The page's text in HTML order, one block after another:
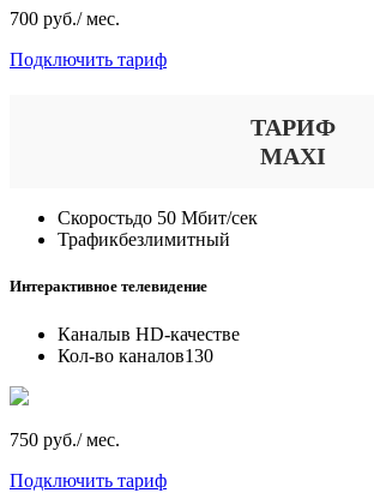
700 руб./ мес.
Подключить тариф
ТАРИФ
MAXI
Скоростьдо 50 Мбит/сек
Трафикбезлимитный
Интерактивное телевидение
Каналыв HD-качестве
Кол-во каналов130
750 руб./ мес.
Подключить тариф